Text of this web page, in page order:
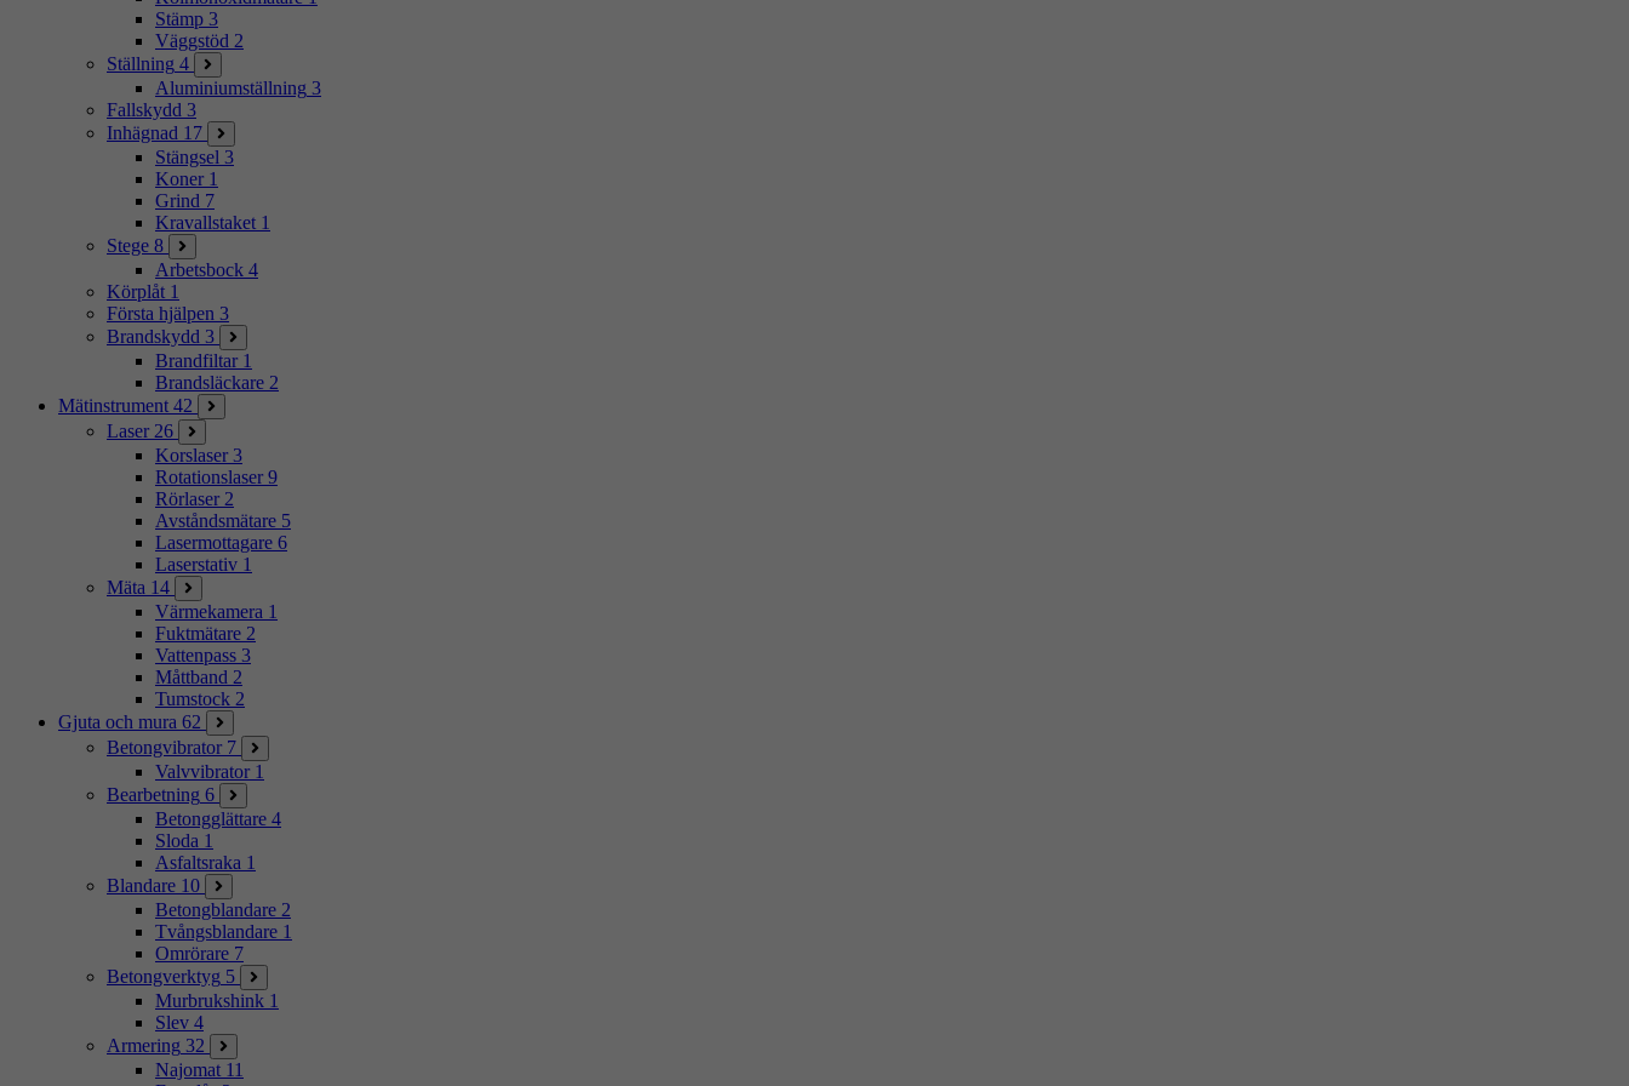
Stämp 3
Väggstöd 2
Ställning 4
Aluminiumställning 3
Fallskydd 3
Inhägnad 17
Stängsel 3
Koner 1
Grind 7
Kravallstaket 1
Stege 8
Arbetsbock 4
Körplåt 1
Första hjälpen 3
Brandskydd 3
Brandfiltar 1
Brandsläckare 2
Mätinstrument 42
Laser 26
Korslaser 3
Rotationslaser 9
Rörlaser 2
Avståndsmätare 5
Lasermottagare 6
Laserstativ 1
Mäta 14
Värmekamera 1
Fuktmätare 2
Vattenpass 3
Måttband 2
Tumstock 2
Gjuta och mura 62
Betongvibrator 7
Valvvibrator 1
Bearbetning 6
Betongglättare 4
Sloda 1
Asfaltsraka 1
Blandare 10
Betongblandare 2
Tvångsblandare 1
Omrörare 7
Betongverktyg 5
Murbrukshink 1
Slev 4
Armering 32
Najomat 11